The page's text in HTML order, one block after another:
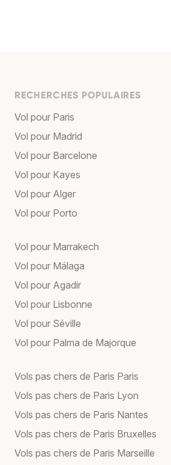
RECHERCHES POPULAIRES
Vol pour Paris
Vol pour Madrid
Vol pour Barcelone
Vol pour Kayes
Vol pour Alger
Vol pour Porto
Vol pour Marrakech
Vol pour Málaga
Vol pour Agadir
Vol pour Lisbonne
Vol pour Séville
Vol pour Palma de Majorque
Vols pas chers de Paris Paris
Vols pas chers de Paris Lyon
Vols pas chers de Paris Nantes
Vols pas chers de Paris Bruxelles
Vols pas chers de Paris Marseille